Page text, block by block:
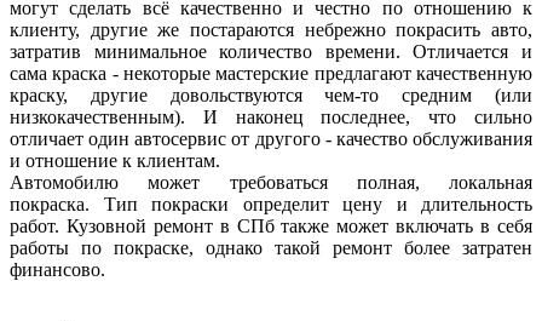
могут сделать всё качественно и честно по отношению к
клиенту, другие же постараются небрежно покрасить авто,
затратив минимальное количество времени. Отличается и
сама краска - некоторые мастерские предлагают качественную
краску, другие довольствуются чем-то средним (или
низкокачественным). И наконец последнее, что сильно
отличает один автосервис от другого - качество обслуживания
и отношение к клиентам.
Автомобилю может требоваться полная, локальная
покраска. Тип покраски определит цену и длительность
работ. Кузовной ремонт в СПб также может включать в себя
работы по покраске, однако такой ремонт более затратен
финансово.